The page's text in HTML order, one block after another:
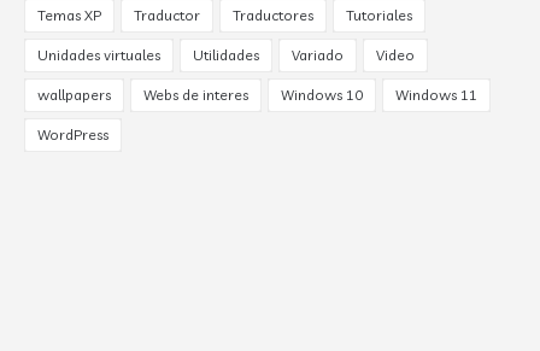
Temas XP Traductor Traductores Tutoriales
Unidades virtuales Utilidades Variado Video
wallpapers Webs de interes Windows 10 Windows 11
WordPress